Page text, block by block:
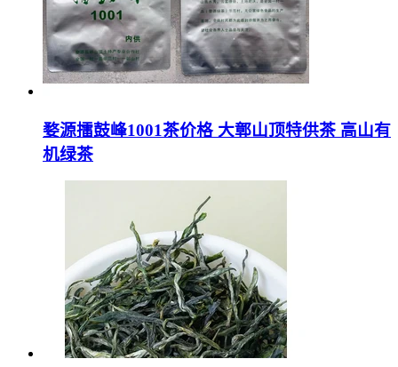
婺源擂鼓峰1001茶价格 大鄣山顶特供茶 高山有
机绿茶